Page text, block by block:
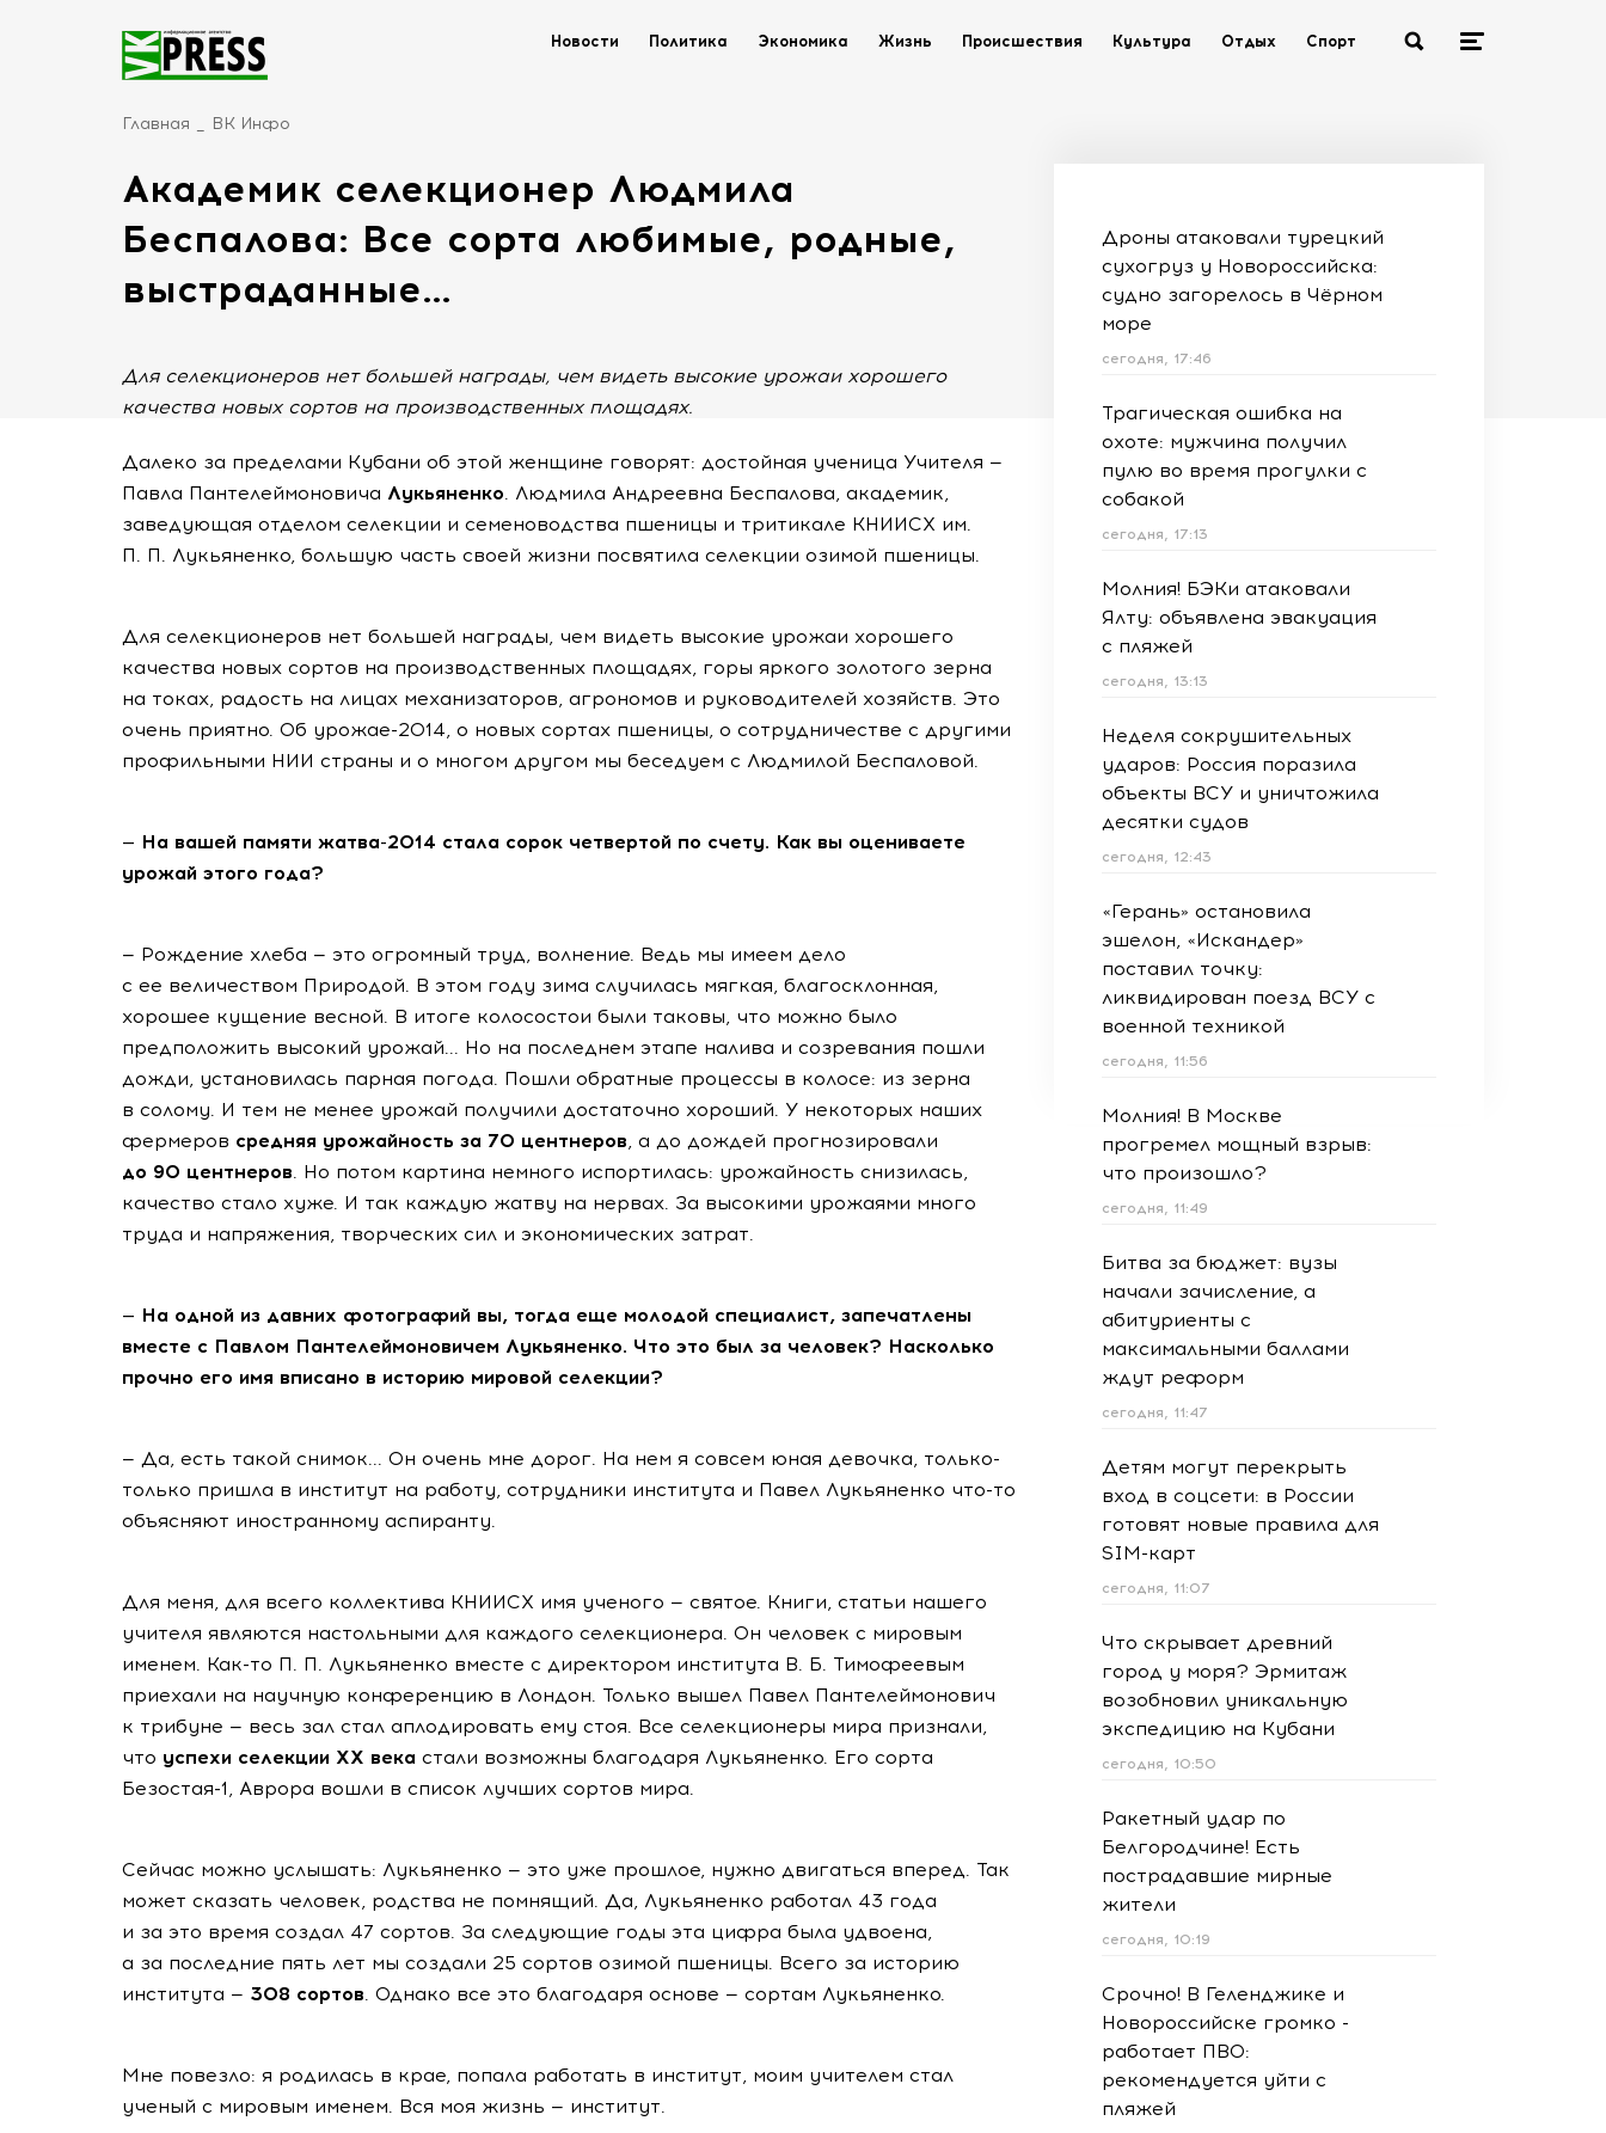
Новости Политика Экономика Жизнь Происшествия Культура Отдых Спорт
Главная ВК Инфо
Академик селекционер Людмила
Беспалова: Все сорта любимые, родные,
выстраданные…
Для селекционеров нет большей награды, чем видеть высокие урожаи хорошего
качества новых сортов на производственных площадях.
Далеко за пределами Кубани об этой женщине говорят: достойная ученица Учителя —
Павла Пантелеймоновича Лукьяненко. Людмила Андреевна Беспалова, академик,
заведующая отделом селекции и семеноводства пшеницы и тритикале КНИИСХ им.
П. П. Лукьяненко, большую часть своей жизни посвятила селекции озимой пшеницы.
Для селекционеров нет большей награды, чем видеть высокие урожаи хорошего
качества новых сортов на производственных площадях, горы яркого золотого зерна
на токах, радость на лицах механизаторов, агрономов и руководителей хозяйств. Это
очень приятно. Об урожае-2014, о новых сортах пшеницы, о сотрудничестве с другими
профильными НИИ страны и о многом другом мы беседуем с Людмилой Беспаловой.
— На вашей памяти жатва-2014 стала сорок четвертой по счету. Как вы оцениваете
урожай этого года?
— Рождение хлеба — это огромный труд, волнение. Ведь мы имеем дело
с ее величеством Природой. В этом году зима случилась мягкая, благосклонная,
хорошее кущение весной. В итоге колосостои были таковы, что можно было
предположить высокий урожай... Но на последнем этапе налива и созревания пошли
дожди, установилась парная погода. Пошли обратные процессы в колосе: из зерна
в солому. И тем не менее урожай получили достаточно хороший. У некоторых наших
фермеров средняя урожайность за 70 центнеров, а до дождей прогнозировали
до 90 центнеров. Но потом картина немного испортилась: урожайность снизилась,
качество стало хуже. И так каждую жатву на нервах. За высокими урожаями много
труда и напряжения, творческих сил и экономических затрат.
— На одной из давних фотографий вы, тогда еще молодой специалист, запечатлены
вместе с Павлом Пантелеймоновичем Лукьяненко. Что это был за человек? Насколько
прочно его имя вписано в историю мировой селекции?
— Да, есть такой снимок... Он очень мне дорог. На нем я совсем юная девочка, только-
только пришла в институт на работу, сотрудники института и Павел Лукьяненко что-то
объясняют иностранному аспиранту.
Для меня, для всего коллектива КНИИСХ имя ученого — святое. Книги, статьи нашего
учителя являются настольными для каждого селекционера. Он человек с мировым
именем. Как-то П. П. Лукьяненко вместе с директором института В. Б. Тимофеевым
приехали на научную конференцию в Лондон. Только вышел Павел Пантелеймонович
к трибуне — весь зал стал аплодировать ему стоя. Все селекционеры мира признали,
что успехи селекции XX века стали возможны благодаря Лукьяненко. Его сорта
Безостая-1, Аврора вошли в список лучших сортов мира.
Сейчас можно услышать: Лукьяненко — это уже прошлое, нужно двигаться вперед. Так
может сказать человек, родства не помнящий. Да, Лукьяненко работал 43 года
и за это время создал 47 сортов. За следующие годы эта цифра была удвоена,
а за последние пять лет мы создали 25 сортов озимой пшеницы. Всего за историю
института — 308 сортов. Однако все это благодаря основе — сортам Лукьяненко.
Мне повезло: я родилась в крае, попала работать в институт, моим учителем стал
ученый с мировым именем. Вся моя жизнь — институт.
Дроны атаковали турецкий
сухогруз у Новороссийска:
судно загорелось в Чёрном
море
сегодня, 17:46
Трагическая ошибка на
охоте: мужчина получил
пулю во время прогулки с
собакой
сегодня, 17:13
Молния! БЭКи атаковали
Ялту: объявлена эвакуация
с пляжей
сегодня, 13:13
Неделя сокрушительных
ударов: Россия поразила
объекты ВСУ и уничтожила
десятки судов
сегодня, 12:43
«Герань» остановила
эшелон, «Искандер»
поставил точку:
ликвидирован поезд ВСУ с
военной техникой
сегодня, 11:56
Молния! В Москве
прогремел мощный взрыв:
что произошло?
сегодня, 11:49
Битва за бюджет: вузы
начали зачисление, а
абитуриенты с
максимальными баллами
ждут реформ
сегодня, 11:47
Детям могут перекрыть
вход в соцсети: в России
готовят новые правила для
SIM-карт
сегодня, 11:07
Что скрывает древний
город у моря? Эрмитаж
возобновил уникальную
экспедицию на Кубани
сегодня, 10:50
Ракетный удар по
Белгородчине! Есть
пострадавшие мирные
жители
сегодня, 10:19
Срочно! В Геленджике и
Новороссийске громко -
работает ПВО:
рекомендуется уйти с
пляжей